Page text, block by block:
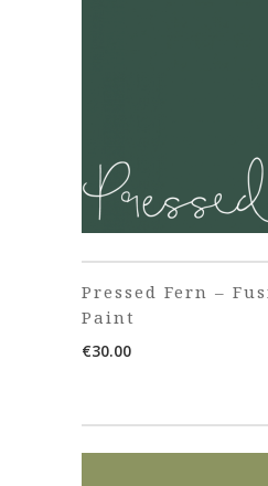
Pressed Fern –
Paint
€30.00